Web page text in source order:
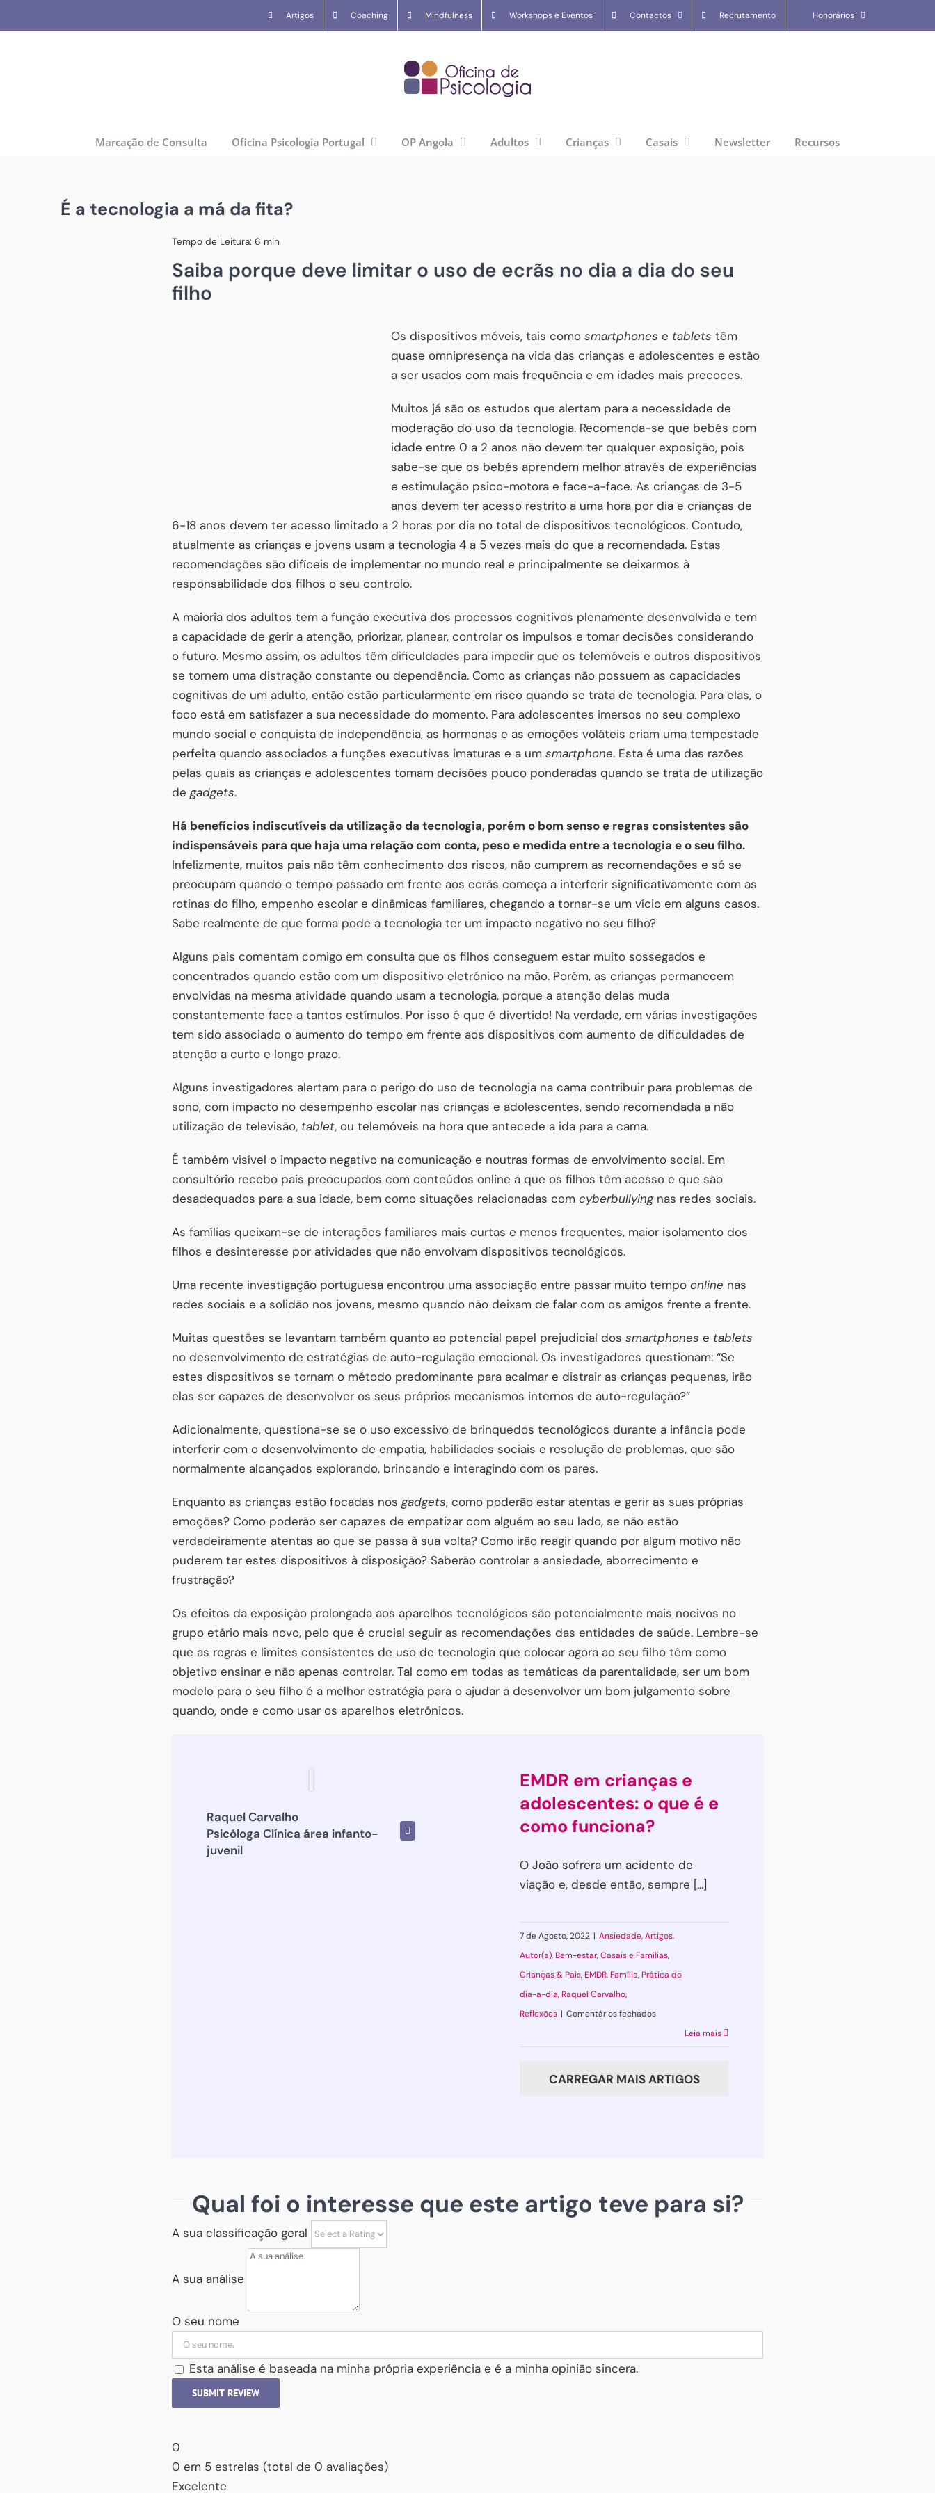
to
Artigos Coaching Mindfulness Workshops e Eventos Contactos Recrutamento Honorários
Marcação de Consulta Oficina Psicologia Portugal OP Angola Adultos Crianças Casais Newsletter Recursos
É a tecnologia a má da fita?
Tempo de Leitura: 6 min
Saiba porque deve limitar o uso de ecrãs no dia a dia do seu
filho
Os dispositivos móveis, tais como smartphones e tablets têm
quase omnipresença na vida das crianças e adolescentes e estão
a ser usados com mais frequência e em idades mais precoces.
Muitos já são os estudos que alertam para a necessidade de
moderação do uso da tecnologia. Recomenda-se que bebés com
idade entre 0 a 2 anos não devem ter qualquer exposição, pois
sabe-se que os bebés aprendem melhor através de experiências
e estimulação psico-motora e face-a-face. As crianças de 3-5
anos devem ter acesso restrito a uma hora por dia e crianças de
6-18 anos devem ter acesso limitado a 2 horas por dia no total de dispositivos tecnológicos. Contudo,
atualmente as crianças e jovens usam a tecnologia 4 a 5 vezes mais do que a recomendada. Estas
recomendações são difíceis de implementar no mundo real e principalmente se deixarmos à
responsabilidade dos filhos o seu controlo.
A maioria dos adultos tem a função executiva dos processos cognitivos plenamente desenvolvida e tem
a capacidade de gerir a atenção, priorizar, planear, controlar os impulsos e tomar decisões considerando
o futuro. Mesmo assim, os adultos têm dificuldades para impedir que os telemóveis e outros dispositivos
se tornem uma distração constante ou dependência. Como as crianças não possuem as capacidades
cognitivas de um adulto, então estão particularmente em risco quando se trata de tecnologia. Para elas, o
foco está em satisfazer a sua necessidade do momento. Para adolescentes imersos no seu complexo
mundo social e conquista de independência, as hormonas e as emoções voláteis criam uma tempestade
perfeita quando associados a funções executivas imaturas e a um smartphone. Esta é uma das razões
pelas quais as crianças e adolescentes tomam decisões pouco ponderadas quando se trata de utilização
de gadgets.
Há benefícios indiscutíveis da utilização da tecnologia, porém o bom senso e regras consistentes são
indispensáveis para que haja uma relação com conta, peso e medida entre a tecnologia e o seu filho.
Infelizmente, muitos pais não têm conhecimento dos riscos, não cumprem as recomendações e só se
preocupam quando o tempo passado em frente aos ecrãs começa a interferir significativamente com as
rotinas do filho, empenho escolar e dinâmicas familiares, chegando a tornar-se um vício em alguns casos.
Sabe realmente de que forma pode a tecnologia ter um impacto negativo no seu filho?
Alguns pais comentam comigo em consulta que os filhos conseguem estar muito sossegados e
concentrados quando estão com um dispositivo eletrónico na mão. Porém, as crianças permanecem
envolvidas na mesma atividade quando usam a tecnologia, porque a atenção delas muda
constantemente face a tantos estímulos. Por isso é que é divertido! Na verdade, em várias investigações
tem sido associado o aumento do tempo em frente aos dispositivos com aumento de dificuldades de
atenção a curto e longo prazo.
Alguns investigadores alertam para o perigo do uso de tecnologia na cama contribuir para problemas de
sono, com impacto no desempenho escolar nas crianças e adolescentes, sendo recomendada a não
utilização de televisão, tablet, ou telemóveis na hora que antecede a ida para a cama.
É também visível o impacto negativo na comunicação e noutras formas de envolvimento social. Em
consultório recebo pais preocupados com conteúdos online a que os filhos têm acesso e que são
desadequados para a sua idade, bem como situações relacionadas com cyberbullyingnas redes sociais.
As famílias queixam-se de interações familiares mais curtas e menos frequentes, maior isolamento dos
filhos e desinteresse por atividades que não envolvam dispositivos tecnológicos.
Uma recente investigação portuguesa encontrou uma associação entre passar muito tempo online nas
redes sociais e a solidão nos jovens, mesmo quando não deixam de falar com os amigos frente a frente.
Muitas questões se levantam também quanto ao potencial papel prejudicial dos smartphones e tablets
no desenvolvimento de estratégias de auto-regulação emocional. Os investigadores questionam: “Se
estes dispositivos se tornam o método predominante para acalmar e distrair as crianças pequenas, irão
elas ser capazes de desenvolver os seus próprios mecanismos internos de auto-regulação?”
Adicionalmente, questiona-se se o uso excessivo de brinquedos tecnológicos durante a infância pode
interferir com o desenvolvimento de empatia, habilidades sociais e resolução de problemas, que são
normalmente alcançados explorando, brincando e interagindo com os pares.
Enquanto as crianças estão focadas nos gadgets, como poderão estar atentas e gerir as suas próprias
emoções? Como poderão ser capazes de empatizar com alguém ao seu lado, se não estão
verdadeiramente atentas ao que se passa à sua volta? Como irão reagir quando por algum motivo não
puderem ter estes dispositivos à disposição? Saberão controlar a ansiedade, aborrecimento e
frustração?
Os efeitos da exposição prolongada aos aparelhos tecnológicos são potencialmente mais nocivos no
grupo etário mais novo, pelo que é crucial seguir as recomendações das entidades de saúde. Lembre-se
que as regras e limites consistentes de uso de tecnologia que colocar agora ao seu filho têm como
objetivo ensinar e não apenas controlar. Tal como em todas as temáticas da parentalidade, ser um bom
modelo para o seu filho é a melhor estratégia para o ajudar a desenvolver um bom julgamento sobre
quando, onde e como usar os aparelhos eletrónicos.
Raquel Carvalho
Psicóloga Clínica área infanto-
juvenil
EMDR em crianças e
adolescentes: o que é e
como funciona?
O João sofrera um acidente de
viação e, desde então, sempre [...]
7 de Agosto, 2022 | Ansiedade,Artigos,
Autor(a), Bem-estar,Casais e Famílias,
Crianças & Pais, EMDR, Família, Prática do
dia-a-dia, Raquel Carvalho,
Reflexões | Comentários fechadosem
como
Leia mais
CARREGAR MAIS ARTIGOS
Qual foi o interesse que este artigo teve para si?
A sua classificação geral
A sua análise
O seu nome
Esta análise é baseada na minha própria experiência e é a minha opinião sincera.
SUBMIT REVIEW
0
0 em 5 estrelas (total de 0 avaliações)
Excelente